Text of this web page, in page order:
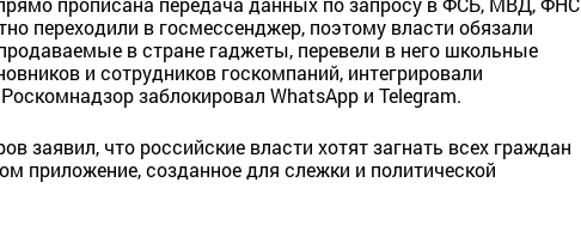
переходили в госмессенджер, поэтому власти обязали
в стране гаджеты, перевели в него школьные
и сотрудников госкомпаний, интегрировали
заблокировал WhatsApp и Telegram.
заявил, что российские власти хотят загнать всех граждан
приложение, созданное для слежки и политической